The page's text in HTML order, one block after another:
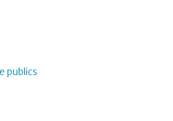
publics